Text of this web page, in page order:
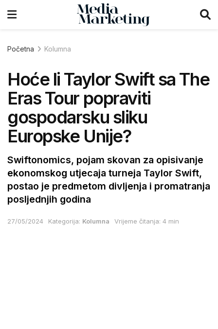
Početna Kolumna
Hoće li Taylor Swift sa The
Eras Tour popraviti
gospodarsku sliku
Europske Unije?
Swiftonomics, pojam skovan za opisivanje
ekonomskog utjecaja turneja Taylor Swift,
postao je predmetom divljenja i promatranja
posljednjih godina
27/05/2024 Kategorija: Kolumna Vrijeme čitanja: 4 min